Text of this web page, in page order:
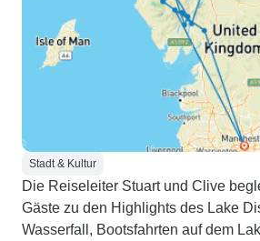
Stadt & Kultur
Die Reiseleiter Stuart und Clive
Gäste zu den Highlights des Lake
Wasserfall, Bootsfahrten auf dem